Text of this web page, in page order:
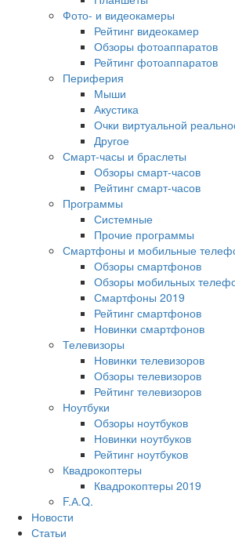
Фото- и видеокамеры
Рейтинг видеокамер
Обзоры фотоаппаратов
Рейтинг фотоаппаратов
Периферия
Мыши
Акустика
Очки виртуальной
Другое
Смарт-часы и браслеты
Обзоры смарт-часов
Рейтинг смарт-часов
Программы
Системные
Прочие программы
Смартфоны и мобильные
Обзоры смартфонов
Обзоры мобильных
Смартфоны 2019
Рейтинг смартфонов
Новинки смартфонов
Телевизоры
Новинки телевизоров
Обзоры телевизоров
Рейтинг телевизоров
Ноутбуки
Обзоры ноутбуков
Новинки ноутбуков
Рейтинг ноутбуков
Квадрокоптеры
Квадрокоптеры 2019
F.А.Q.
Новости
Статьи